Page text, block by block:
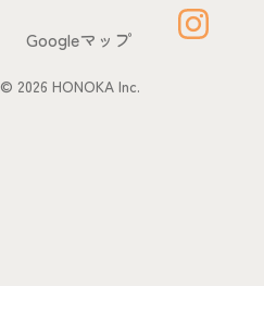
Googleマップ
© 2026 HONOKA Inc.